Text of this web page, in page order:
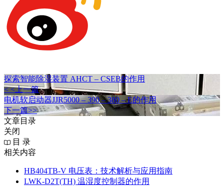
探索智能除湿装置 AHCT – CSEB的作用
< <上一篇
电机软启动器JJR5000 – 390 – 380 – E的作用
下一篇>>
文章目录
关闭
目 录
相关内容
HB404TB-V 电压表：技术解析与应用指南
LWK‑D2T(TH) 温湿度控制器的作用